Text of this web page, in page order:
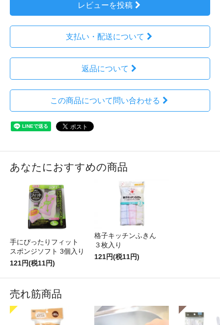
レビューを投稿
支払い・配送について
返品について
この商品について問い合わせる
あなたにおすすめの商品
手にぴったりフィット
スポンジソフト 3個入り
121円(税11円)
格子キッチンふきん
３枚入り
121円(税11円)
売れ筋商品